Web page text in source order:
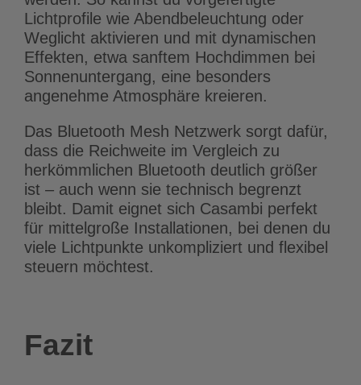
Lichtprofile wie Abendbeleuchtung oder
Weglicht aktivieren und mit dynamischen
Effekten, etwa sanftem Hochdimmen bei
Sonnenuntergang, eine besonders
angenehme Atmosphäre kreieren.
Das Bluetooth Mesh Netzwerk sorgt dafür,
dass die Reichweite im Vergleich zu
herkömmlichen Bluetooth deutlich größer
ist – auch wenn sie technisch begrenzt
bleibt. Damit eignet sich Casambi perfekt
für mittelgroße Installationen, bei denen du
viele Lichtpunkte unkompliziert und flexibel
steuern möchtest.
Fazit